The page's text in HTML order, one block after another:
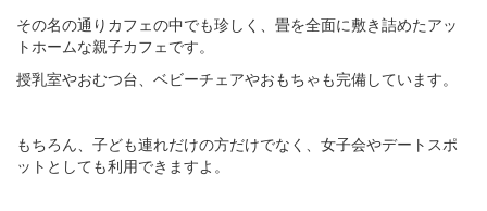
その名の通りカフェの中でも珍しく、畳を全面に敷き詰めたアッ
トホームな親子カフェです。
授乳室やおむつ台、ベビーチェアやおもちゃも完備しています。
もちろん、子ども連れだけの方だけでなく、女子会やデートスポ
ットとしても利用できますよ。